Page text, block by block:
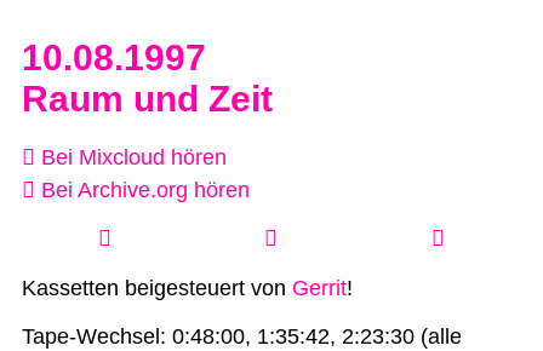
10.08.1997
Raum und Zeit
Bei Mixcloud hören
Bei Archive.org hören
Kassetten beigesteuert von Gerrit!
Tape-Wechsel: 0:48:00, 1:35:42, 2:23:30 (alle